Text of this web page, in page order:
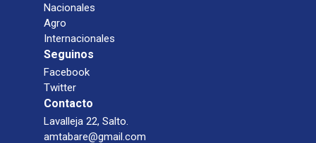
Nacionales
Agro
Internacionales
Seguinos
Facebook
Twitter
Contacto
Lavalleja 22, Salto.
amtabare@gmail.com